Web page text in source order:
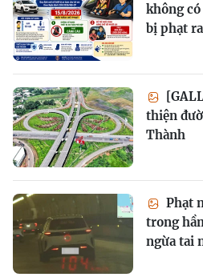
không
bị phạt
thiện
Thành
Phạt
trong
ngừa tai